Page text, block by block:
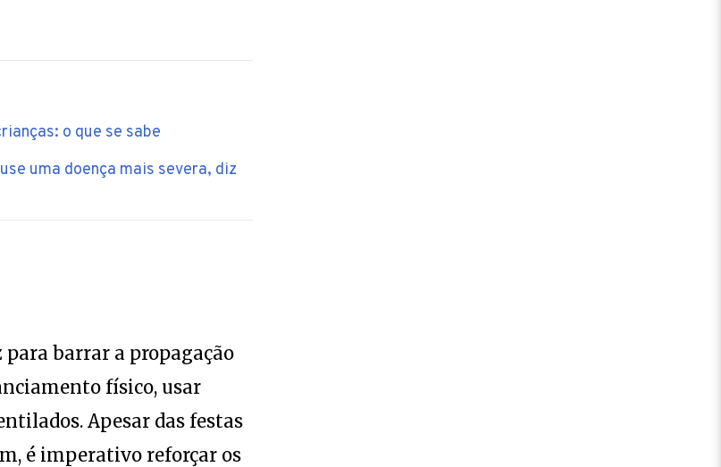
o que se sabe
uma doença mais severa, diz
para barrar a propagação
físico, usar
Apesar das festas
é imperativo reforçar os